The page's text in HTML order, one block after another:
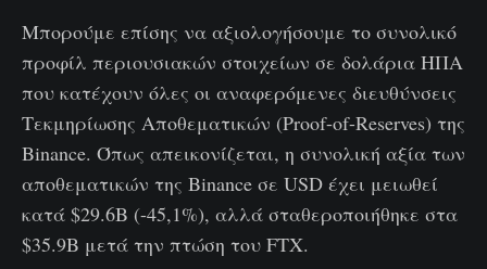
Μπορούμε επίσης να αξιολογήσουμε το συνολικό
προφίλ περιουσιακών στοιχείων σε δολάρια ΗΠΑ
που κατέχουν όλες οι αναφερόμενες διευθύνσεις
Τεκμηρίωσης Αποθεματικών (Proof-of-Reserves) της
Binance. Όπως απεικονίζεται, η συνολική αξία των
αποθεματικών της Binance σε USD έχει μειωθεί
κατά $29.6B (-45,1%), αλλά σταθεροποιήθηκε στα
$35.9B μετά την πτώση του FTX.